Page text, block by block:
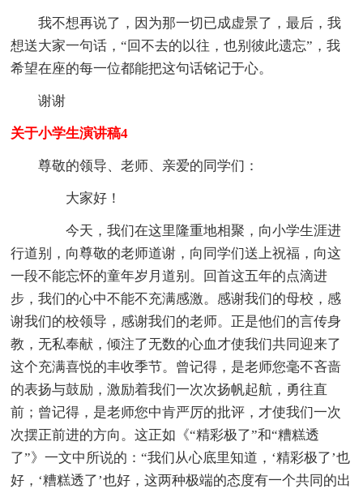
我不想再说了，因为那一切已成虚景了，最后，我
想送大家一句话，“回不去的以往，也别彼此遗忘”，我
希望在座的每一位都能把这句话铭记于心。
谢谢
关于小学生演讲稿4
尊敬的领导、老师、亲爱的同学们：
大家好！
今天，我们在这里隆重地相聚，向小学生涯进
行道别，向尊敬的老师道谢，向同学们送上祝福，向这
一段不能忘怀的童年岁月道别。回首这五年的点滴进
步，我们的心中不能不充满感激。感谢我们的母校，感
谢我们的校领导，感谢我们的老师。正是他们的言传身
教，无私奉献，倾注了无数的心血才使我们共同迎来了
这个充满喜悦的丰收季节。曾记得，是老师您毫不吝啬
的表扬与鼓励，激励着我们一次次扬帆起航，勇往直
前；曾记得，是老师您中肯严厉的批评，才使我们一次
次摆正前进的方向。这正如《“精彩极了”和“糟糕透
了”》一文中所说的：“我们从心底里知道，‘精彩极了’也
好，‘糟糕透了’也好，这两种极端的态度有一个共同的出